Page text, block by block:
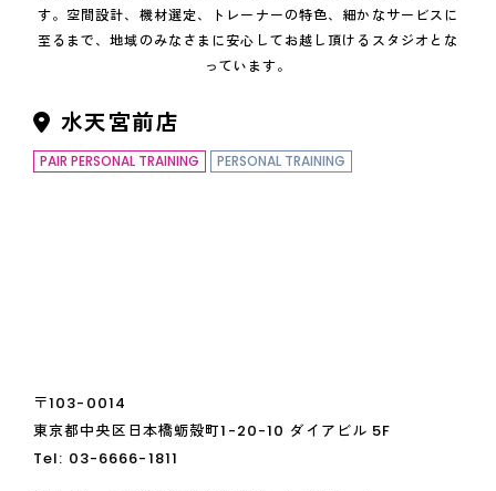
す。 空間設計、機材選定、トレーナーの特色、細かなサービスに
至るまで、地域のみなさまに安心してお越し頂けるスタジオとな
っています。
水天宮前店
PAIR PERSONAL TRAINING PERSONAL TRAINING
〒103-0014
東京都中央区日本橋蛎殻町1-20-10 ダイアビル 5F
Tel: 03-6666-1811